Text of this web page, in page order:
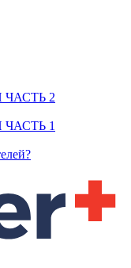
ЧАСТЬ 2
ЧАСТЬ 1